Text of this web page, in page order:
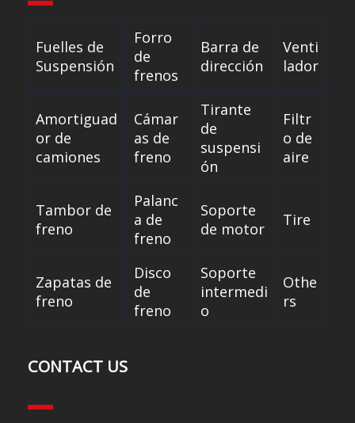
Fuelles de
Suspensión
Forro
de
frenos
Barra de
dirección
Venti
lador
Amortiguad
or de
camiones
Cámar
as de
freno
Tirante
de
suspensi
ón
Filtr
o de
aire
Tambor de
freno
Palanc
a de
freno
Soporte
de motor
Tire
Zapatas de
freno
Disco
de
freno
Soporte
intermedi
o
Othe
rs
CONTACT US